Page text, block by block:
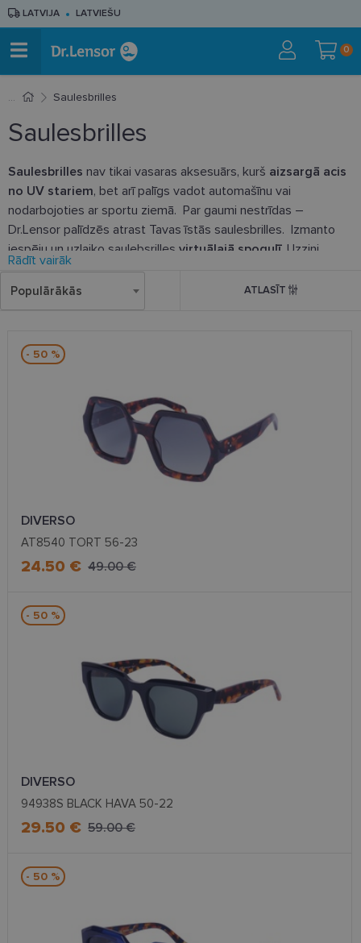
LATVIJA LATVIEŠU
0
Saulesbrilles
Saulesbrilles
Saulesbrilles nav tikai vasaras aksesuārs, kurš aizsargā acis
no UV stariem, bet arī palīgs vadot automašīnu vai
nodarbojoties ar sportu ziemā. Par gaumi nestrīdas –
Dr.Lensor palīdzēs atrast Tavas īstās saulesbrilles. Izmanto
iespēju un uzlaiko saulebsrilles virtuālajā spogulī. Uzzini
vairāk:
Virtuālā pielaikošana
Rādīt vairāk
Populārākās ATLASĪT
- 50 %
DIVERSO
AT8540 TORT 56-23
24.50 € 49.00 €
- 50 %
DIVERSO
94938S BLACK HAVA 50-22
29.50 € 59.00 €
- 50 %